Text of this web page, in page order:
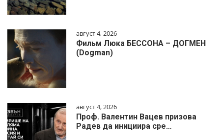
август 4, 2026
Фильм Люка БЕССОНА – ДОГМЕН
(Dogman)
август 4, 2026
Проф. Валентин Вацев призова
Радев да инициира сре…